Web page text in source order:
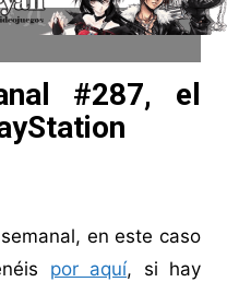
#287, el
en este caso
por aquí, si hay